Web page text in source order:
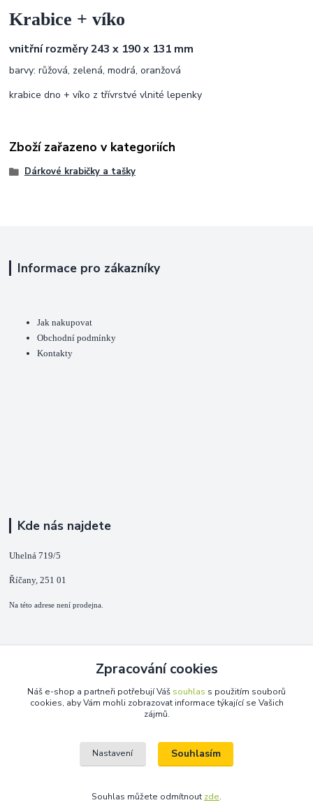
Krabice + víko
vnitřní rozměry 243 x 190 x 131 mm
barvy: růžová, zelená, modrá, oranžová
krabice dno + víko z třívrstvé vlnité lepenky
Zboží zařazeno v kategoriích
Dárkové krabičky a tašky
Informace pro zákazníky
Jak nakupovat
Obchodní podmínky
Kontakty
Kde nás najdete
Uhelná 719/5
Říčany, 251 01
Na této adrese není prodejna.
+420 725 889 873
(Po-Ne, 9-18 hod.)
Zpracování cookies
Náš e-shop a partneři potřebují Váš souhlas s použitím souborů
cookies, aby Vám mohli zobrazovat informace týkající se Vašich
zájmů.
Nastavení Souhlasím
Souhlas můžete odmítnout zde.